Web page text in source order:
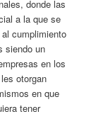
donde las
a la que se
cumplimiento
siendo un
en los
otorgan
en que
tener